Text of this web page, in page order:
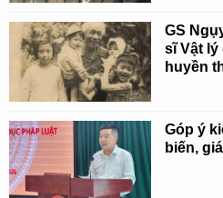
GS
sĩ Vật
huyền
Góp ý
biến,